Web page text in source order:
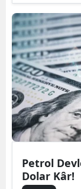
Petrol
Dolar Kâr!